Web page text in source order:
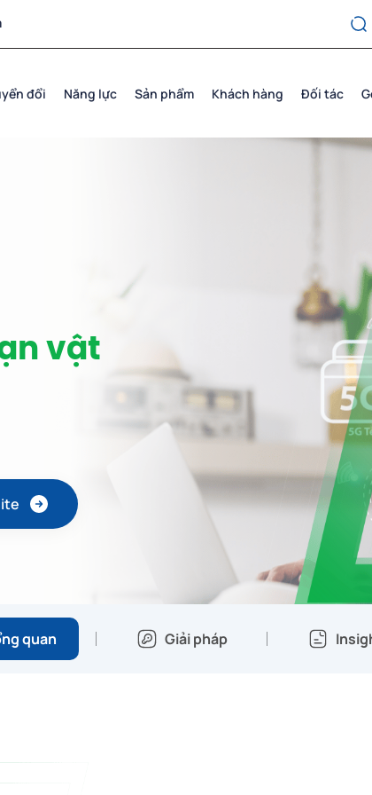
đổi Năng lực Sản phẩm Khách hàng Đối tác
vật
quan Giải pháp